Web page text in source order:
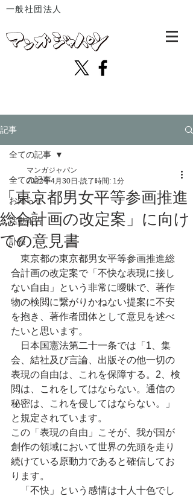
一般社団法人
記事
全ての記事
お知らせ
活動報告
訃報
全ての記事
「東京都男女平等参画推進
総合計画の改定案」に向け
ての意見書
マンガジャパン
2022年4月30日 読了時間: 1分
東京都の東京都男女平等参画推進総
合計画の改定案で「不快な表現に接し
ない自由」という非常に曖昧で、著作
物の検閲に繋がりかねない提案に不安
を抱き、著作者団体として意見を述べ
たいと思います。
日本国憲法第二十一条では「1、集
会、結社及び言論、出版その他一切の
表現の自由は、これを保障する。2、検
閲は、これをしてはならない。通信の
秘密は、これを侵してはならない。」
と規定されています。
この「表現の自由」こそが、我が国が
創作の領域において世界の先頭を走り
続けている原動力であると確信してお
ります。
「不快」という感情は十人十色でし